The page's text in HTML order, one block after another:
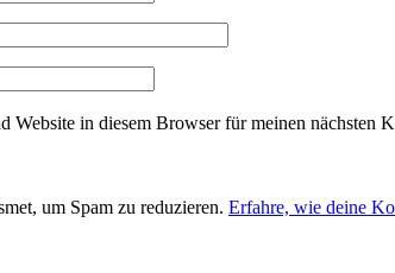
Website in diesem Browser für meinen nächsten
um Spam zu reduzieren. Erfahre, wie deine